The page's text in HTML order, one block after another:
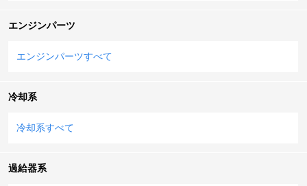
エンジンパーツ
エンジンパーツすべて
冷却系
冷却系すべて
過給器系